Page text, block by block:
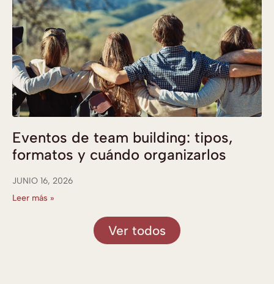
Eventos de team building: tipos,
formatos y cuándo organizarlos
JUNIO 16, 2026
Leer más »
Ver todos